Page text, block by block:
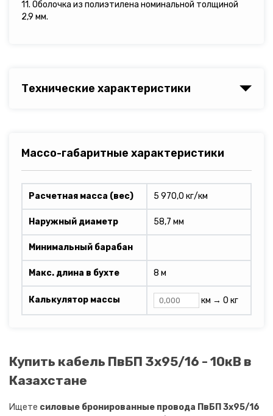
11. Оболочка из полиэтилена номинальной толщиной
2,9 мм.
Технические характеристики
Массо-габаритные характеристики
Расчетная масса (вес) 5 970,0 кг/км
Наружный диаметр 58,7 мм
Минимальный барабан
Макс. длина в бухте 8 м
Калькулятор массы км → 0 кг
Купить кабель ПвБП 3х95/16 - 10кВ в
Казахстане
Ищете силовые бронированные провода ПвБП 3х95/16